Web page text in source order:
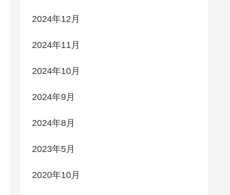
2024年12月
2024年11月
2024年10月
2024年9月
2024年8月
2023年5月
2020年10月